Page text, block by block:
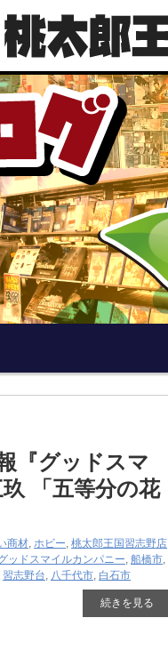
『グッドスマ
「五等分の花
商材, ホビー, 桃太郎王国習志野店
ッドスマイルカンパニー, 船橋市,
習志野台, 八千代市, 白石市
続きを見る